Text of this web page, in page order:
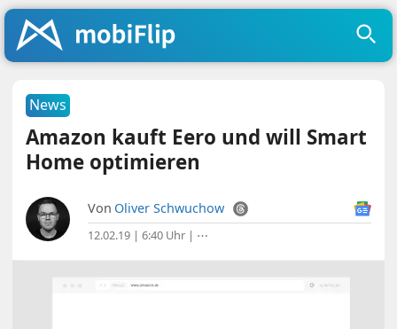
News
Amazon kauft Eero und will Smart
Home optimieren
Von Oliver Schwuchow
12.02.19 | 6:40 Uhr | ⋯